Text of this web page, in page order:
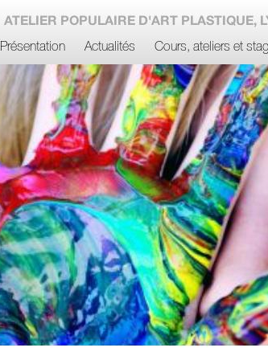
ATELIER POPULAIRE D'ART PLASTIQUE,
Présentation Actualités Cours, ateliers et